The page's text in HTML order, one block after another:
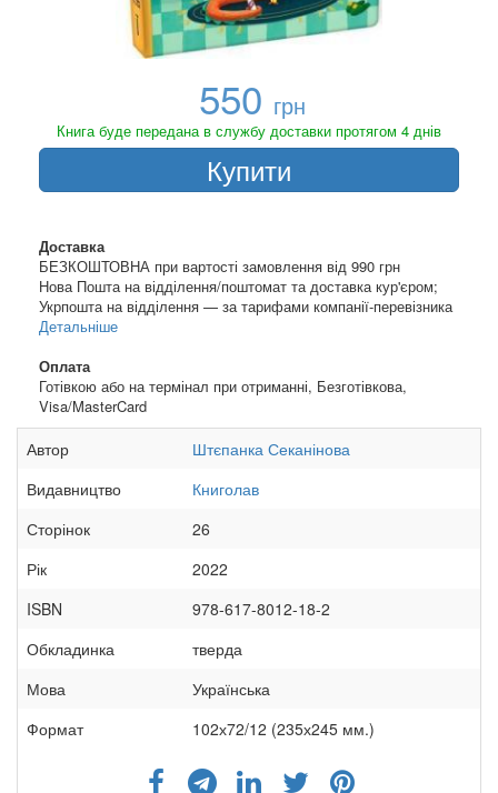
550 грн
Книга буде передана в службу доставки протягом 4 днів
Купити
Доставка
БЕЗКОШТОВНА при вартості замовлення від 990 грн
Нова Пошта на відділення/поштомат та доставка кур'єром;
Укрпошта на відділення — за тарифами компанії-перевізника
Детальніше
Оплата
Готівкою або на термінал при отриманні, Безготівкова,
Visa/MasterCard
Автор
Штєпанка Секанінова
Видавництво
Книголав
Сторінок
26
Рік
2022
ISBN
978-617-8012-18-2
Обкладинка
тверда
Мова
Українська
Формат
102х72/12 (235х245 мм.)